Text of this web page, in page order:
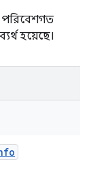
পরিবেশগত
হয়েছে।